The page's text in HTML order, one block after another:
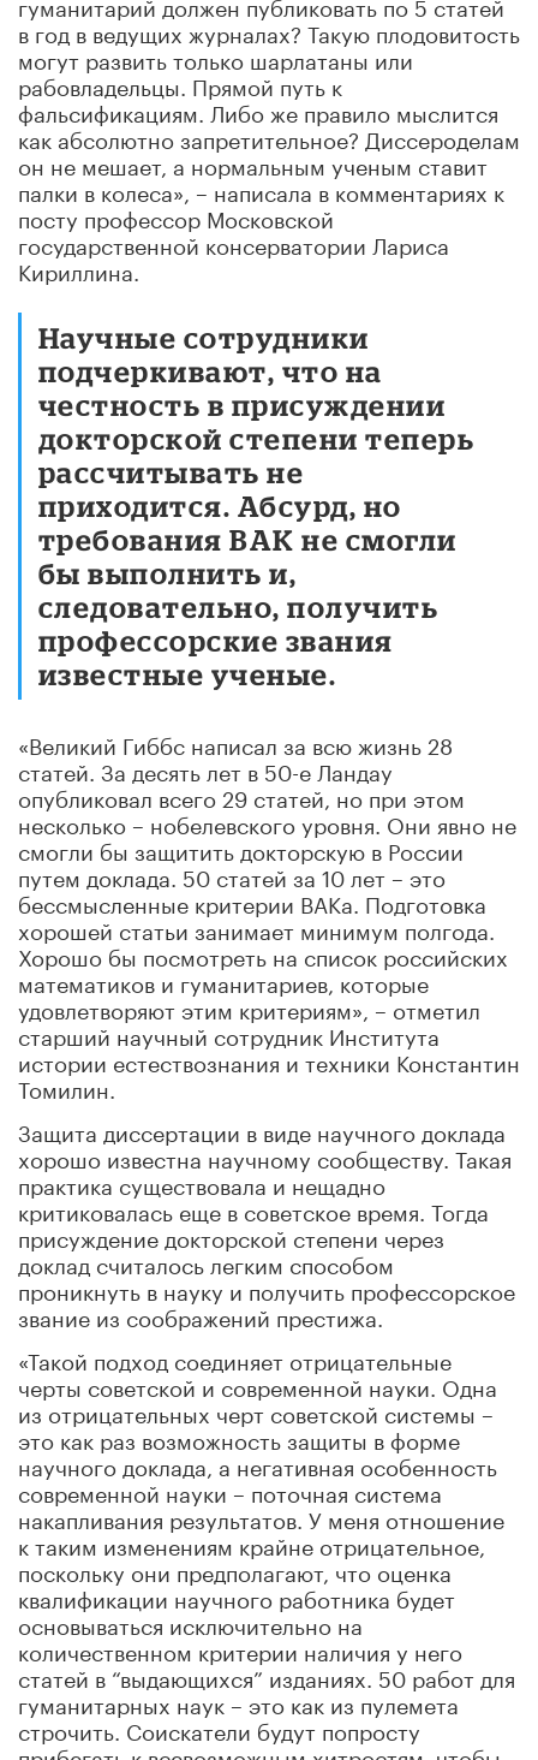
в год в ведущих журналах? Такую плодовитость
могут развить только шарлатаны или
рабовладельцы. Прямой путь к
фальсификациям. Либо же правило мыслится
как абсолютно запретительное? Диссероделам
он не мешает, а нормальным ученым ставит
палки в колеса», – написала в комментариях к
посту профессор Московской
государственной консерватории Лариса
Кириллина.
Научные сотрудники
подчеркивают, что на
честность в присуждении
докторской степени теперь
рассчитывать не
приходится. Абсурд, но
требования ВАК не смогли
бы выполнить и,
следовательно, получить
профессорские звания
известные ученые.
«Великий Гиббс написал за всю жизнь 28
статей. За десять лет в 50-е Ландау
опубликовал всего 29 статей, но при этом
несколько – нобелевского уровня. Они явно не
смогли бы защитить докторскую в России
путем доклада. 50 статей за 10 лет – это
бессмысленные критерии ВАКа. Подготовка
хорошей статьи занимает минимум полгода.
Хорошо бы посмотреть на список российских
математиков и гуманитариев, которые
удовлетворяют этим критериям», – отметил
старший научный сотрудник Института
истории естествознания и техники Константин
Томилин.
Защита диссертации в виде научного доклада
хорошо известна научному сообществу. Такая
практика существовала и нещадно
критиковалась еще в советское время. Тогда
присуждение докторской степени через
доклад считалось легким способом
проникнуть в науку и получить профессорское
звание из соображений престижа.
«Такой подход соединяет отрицательные
черты советской и современной науки. Одна
из отрицательных черт советской системы –
это как раз возможность защиты в форме
научного доклада, а негативная особенность
современной науки – поточная система
накапливания результатов. У меня отношение
к таким изменениям крайне отрицательное,
поскольку они предполагают, что оценка
квалификации научного работника будет
основываться исключительно на
количественном критерии наличия у него
статей в “выдающихся” изданиях. 50 работ для
гуманитарных наук – это как из пулемета
строчить. Соискатели будут попросту